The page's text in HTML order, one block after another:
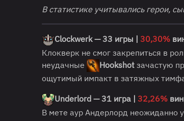
В статистике учитывались герои,
Clockwerk — 33 игры | 30,30%
Клокверк не смог закрепиться в
неудачные
Hookshot зачастую
ощутимый импакт в затяжных
Underlord — 31 игра | 32,26%
В мете аур Андерлорд неожиданно